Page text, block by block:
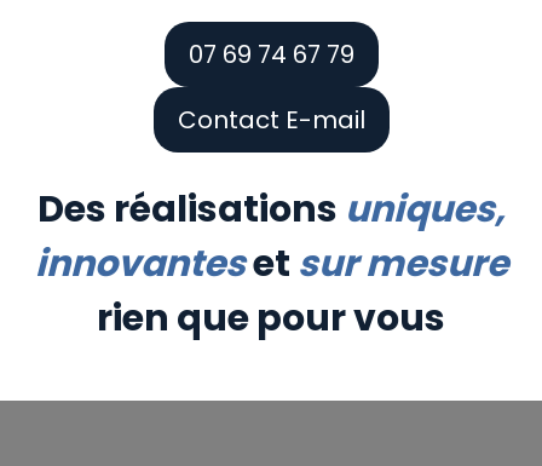
07 69 74 67 79
Contact E-mail
Des réalisations uniques,
innovanteset sur mesure
rien que pour vous